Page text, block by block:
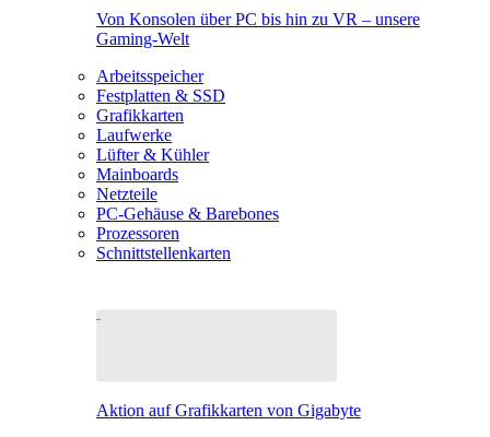
Von Konsolen über PC bis hin zu VR – unsere
Gaming-Welt
Arbeitsspeicher
Festplatten & SSD
Grafikkarten
Laufwerke
Lüfter & Kühler
Mainboards
Netzteile
PC-Gehäuse & Barebones
Prozessoren
Schnittstellenkarten
Aktion auf Grafikkarten von Gigabyte